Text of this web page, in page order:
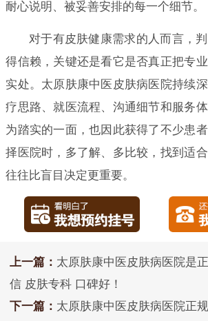
耐心说明、被妥善安排的每一个细节。
对于有皮肤健康需求的人而言，
得信赖，关键还是看它是否真正把专
实处。太原肤康中医皮肤病医院持续
疗思路、就医流程、沟通细节和服务
为踏实的一面，也因此获得了不少患
择医院时，多了解、多比较，找到适
往往比盲目决定更重要。
上一篇： 太原肤康中医皮肤病医院是
信 皮肤专科 口碑好！
下一篇： 太原肤康中医皮肤病医院正